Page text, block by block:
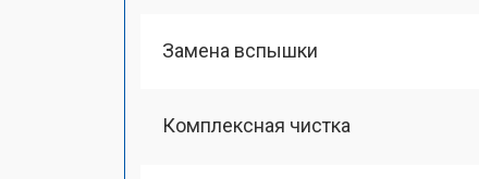
Замена вспышки
Комплексная чистка